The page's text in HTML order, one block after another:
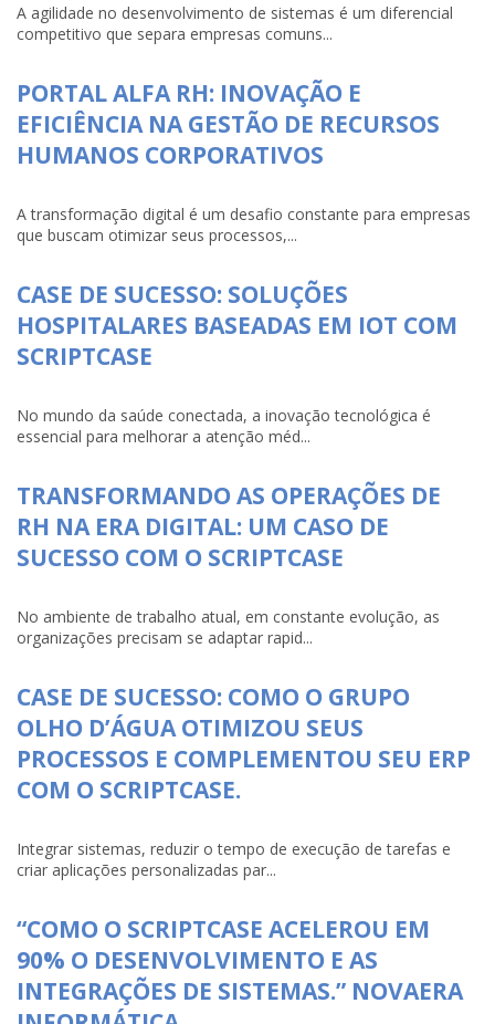
A agilidade no desenvolvimento de sistemas é um diferencial
competitivo que separa empresas comuns...
PORTAL ALFA RH: INOVAÇÃO E
EFICIÊNCIA NA GESTÃO DE RECURSOS
HUMANOS CORPORATIVOS
A transformação digital é um desafio constante para empresas
que buscam otimizar seus processos,...
CASE DE SUCESSO: SOLUÇÕES
HOSPITALARES BASEADAS EM IOT COM
SCRIPTCASE
No mundo da saúde conectada, a inovação tecnológica é
essencial para melhorar a atenção méd...
TRANSFORMANDO AS OPERAÇÕES DE
RH NA ERA DIGITAL: UM CASO DE
SUCESSO COM O SCRIPTCASE
No ambiente de trabalho atual, em constante evolução, as
organizações precisam se adaptar rapid...
CASE DE SUCESSO: COMO O GRUPO
OLHO D’ÁGUA OTIMIZOU SEUS
PROCESSOS E COMPLEMENTOU SEU ERP
COM O SCRIPTCASE.
Integrar sistemas, reduzir o tempo de execução de tarefas e
criar aplicações personalizadas par...
“COMO O SCRIPTCASE ACELEROU EM
90% O DESENVOLVIMENTO E AS
INTEGRAÇÕES DE SISTEMAS.” NOVAERA